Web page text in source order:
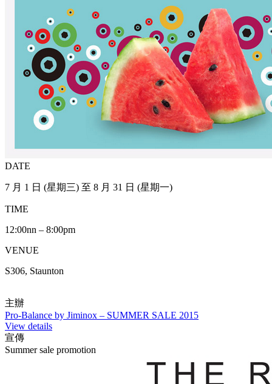
DATE
7 月 1 日 (星期三) 至 8 月 31 日 (星期一)
TIME
12:00nn – 8:00pm
VENUE
S306, Staunton
主辦
Pro-Balance by Jiminox – SUMMER SALE 2015
View details
宣傳
Summer sale promotion